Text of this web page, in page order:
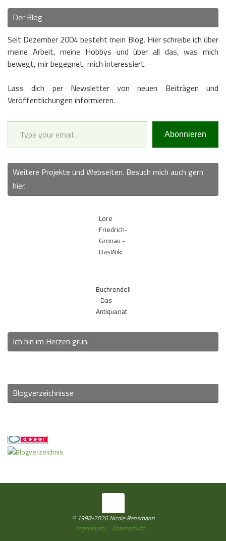
Der Blog
Seit Dezember 2004 besteht mein Blog. Hier schreibe ich über
meine Arbeit, meine Hobbys und über all das, was mich
bewegt, mir begegnet, mich interessiert.
Lass dich per Newsletter von neuen Beiträgen und
Veröffentlichungen informieren.
Type your email…
Abonnieren
Weitere Projekte und Webseiten. Besuch mich auch gern
hier.
Lore
Friedrich-
Gronau -
DasWiki
Buchrondell
- Das
Antiquariat
Ich bin im Herzen grün.
Blogverzeichnisse
© 1998-2026 Nicole Rensmann
Impressum
Datenschutz